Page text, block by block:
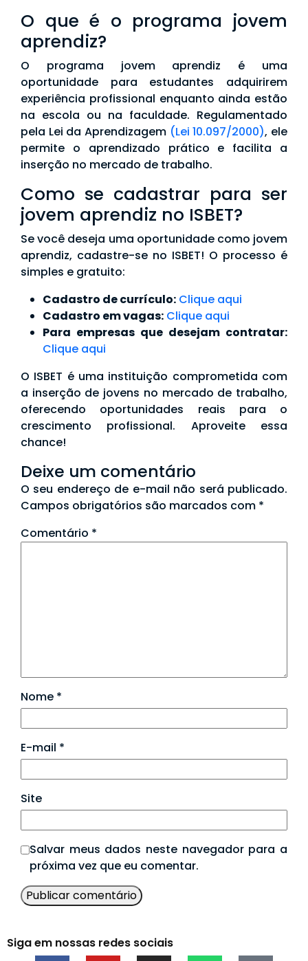
O que é o programa jovem
aprendiz?
O programa jovem aprendiz é uma
oportunidade para estudantes adquirirem
experiência profissional enquanto ainda estão
na escola ou na faculdade. Regulamentado
pela Lei da Aprendizagem (Lei 10.097/2000), ele
permite o aprendizado prático e facilita a
inserção no mercado de trabalho.
Como se cadastrar para ser
jovem aprendiz no ISBET?
Se você deseja uma oportunidade como jovem
aprendiz, cadastre-se no ISBET! O processo é
simples e gratuito:
Cadastro de currículo: Clique aqui
Cadastro em vagas: Clique aqui
Para empresas que desejam contratar:
Clique aqui
O ISBET é uma instituição comprometida com
a inserção de jovens no mercado de trabalho,
oferecendo oportunidades reais para o
crescimento profissional. Aproveite essa
chance!
Deixe um comentário
O seu endereço de e-mail não será publicado.
Campos obrigatórios são marcados com *
Comentário *
Nome *
E-mail *
Site
Salvar meus dados neste navegador para a
próxima vez que eu comentar.
Siga em nossas redes sociais